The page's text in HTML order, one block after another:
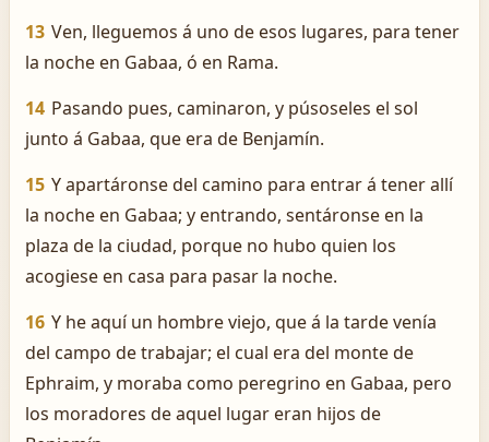
13 Ven, lleguemos á uno de esos lugares, para tener
la noche en Gabaa, ó en Rama.
14 Pasando pues, caminaron, y púsoseles el sol
junto á Gabaa, que era de Benjamín.
15 Y apartáronse del camino para entrar á tener allí
la noche en Gabaa; y entrando, sentáronse en la
plaza de la ciudad, porque no hubo quien los
acogiese en casa para pasar la noche.
16 Y he aquí un hombre viejo, que á la tarde venía
del campo de trabajar; el cual era del monte de
Ephraim, y moraba como peregrino en Gabaa, pero
los moradores de aquel lugar eran hijos de